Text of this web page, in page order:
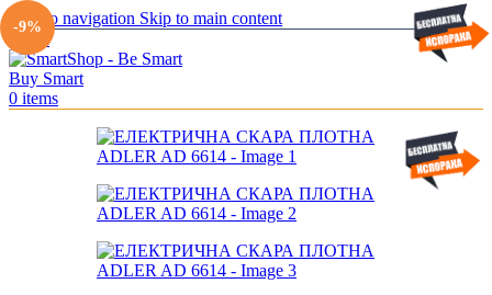
Skip to navigation Skip to main content
0 items
-9%